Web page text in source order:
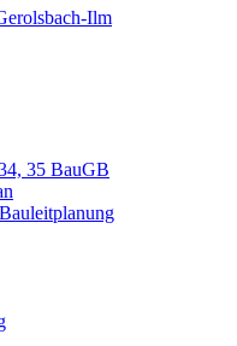
Ilm
35 BauGB